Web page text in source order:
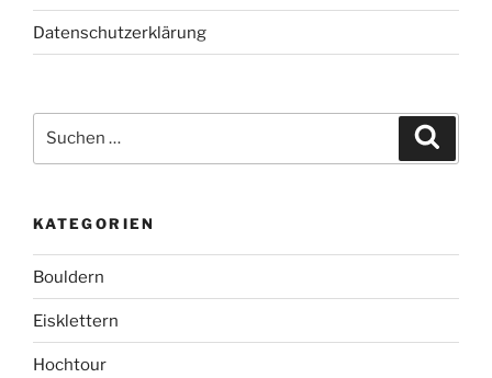
Datenschutzerklärung
nach:
KATEGORIEN
Bouldern
Eisklettern
Hochtour